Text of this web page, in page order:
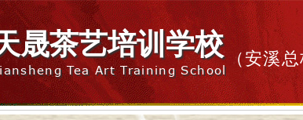
晟茶艺培训学校
Tea Art Training School
（安溪总